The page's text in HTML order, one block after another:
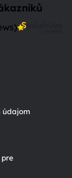
údajom